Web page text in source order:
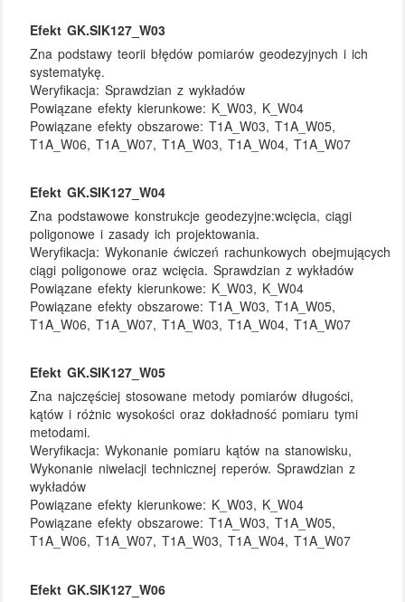
Efekt GK.SIK127_W03
Zna podstawy teorii błędów pomiarów geodezyjnych i ich
systematykę.
Weryfikacja:Sprawdzian z wykładów
Powiązane efekty kierunkowe: K_W03, K_W04
Powiązane efekty obszarowe:T1A_W03, T1A_W05,
T1A_W06, T1A_W07, T1A_W03, T1A_W04, T1A_W07
Efekt GK.SIK127_W04
Zna podstawowe konstrukcje geodezyjne:wcięcia, ciągi
poligonowe i zasady ich projektowania.
Weryfikacja:Wykonanie ćwiczeń rachunkowych obejmujących
ciągi poligonowe oraz wcięcia. Sprawdzian z wykładów
Powiązane efekty kierunkowe: K_W03, K_W04
Powiązane efekty obszarowe:T1A_W03, T1A_W05,
T1A_W06, T1A_W07, T1A_W03, T1A_W04, T1A_W07
Efekt GK.SIK127_W05
Zna najczęściej stosowane metody pomiarów długości,
kątów i różnic wysokości oraz dokładność pomiaru tymi
metodami.
Weryfikacja:Wykonanie pomiaru kątów na stanowisku,
Wykonanie niwelacji technicznej reperów. Sprawdzian z
wykładów
Powiązane efekty kierunkowe: K_W03, K_W04
Powiązane efekty obszarowe:T1A_W03, T1A_W05,
T1A_W06, T1A_W07, T1A_W03, T1A_W04, T1A_W07
Efekt GK.SIK127_W06